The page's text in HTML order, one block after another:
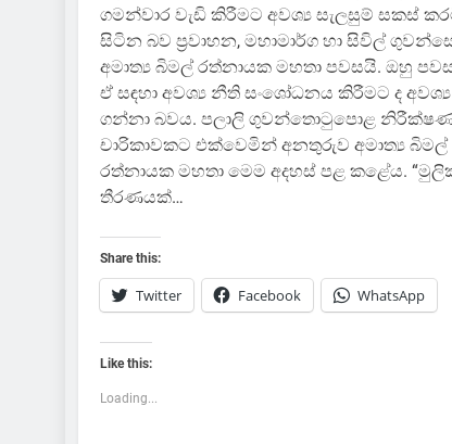
ගමන්වාර වැඩි කිරීමට අවශ්‍ය සැලසුම් සකස්
සිටින බව ප්‍රවාහන, මහාමාර්ග හා සිවිල්
අමාත්‍ය බිමල් රත්නායක මහතා පවසයි. ඔහු
ඒ සඳහා අවශ්‍ය නීති සංශෝධනය කිරීමට ද
ගන්නා බවය. පලාලි ගුවන්තොටුපොළ
චාරිකාවකට එක්වෙමින් අනතුරුව අමාත්‍ය බිමල්
රත්නායක මහතා මෙම අදහස් පළ කළේය.
තීරණයක්…
Share this:
Twitter Facebook WhatsApp
Like this:
Loading...